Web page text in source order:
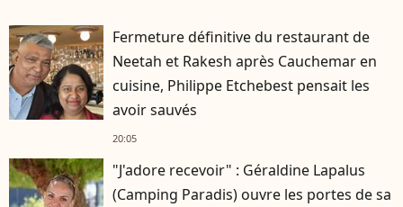
Fermeture définitive du restaurant de
Neetah et Rakesh après Cauchemar en
cuisine, Philippe Etchebest pensait les
avoir sauvés
20:05
"J'adore recevoir" : Géraldine Lapalus
(Camping Paradis) ouvre les portes de sa